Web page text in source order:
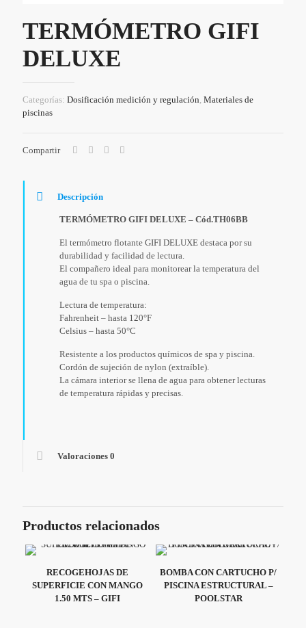
TERMÓMETRO GIFI
DELUXE
Categorías: Dosificación medición y regulación, Materiales de
piscinas
Compartir
Descripción
TERMÓMETRO GIFI DELUXE – Cód.TH06BB
El termómetro flotante GIFI DELUXE destaca por su
durabilidad y facilidad de lectura.
El compañero ideal para monitorear la temperatura del
agua de tu spa o piscina.
Lectura de temperatura:
Fahrenheit – hasta 120°F
Celsius – hasta 50°C
Resistente a los productos químicos de spa y piscina.
Cordón de sujeción de nylon (extraíble).
La cámara interior se llena de agua para obtener lecturas
de temperatura rápidas y precisas.
Valoraciones 0
Productos relacionados
RECOGEHOJAS DE
SUPERFICIE CON MANGO
1.50 MTS – GIFI
BOMBA CON CARTUCHO P/
PISCINA ESTRUCTURAL –
POOLSTAR